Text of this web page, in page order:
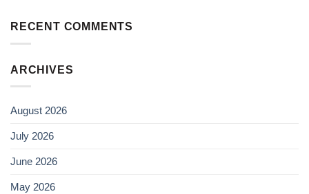
RECENT COMMENTS
ARCHIVES
August 2026
July 2026
June 2026
May 2026